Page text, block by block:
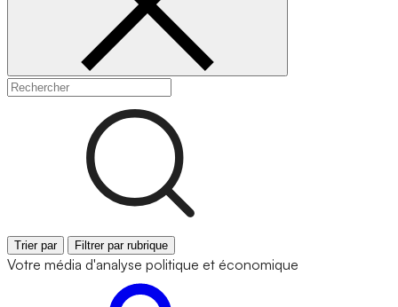
Trier par Filtrer par rubrique
Votre média d'analyse politique et économique